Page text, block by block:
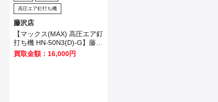
高圧エア釘打ち機
藤沢店
【マックス(MAX) 高圧エア釘
打ち機 HN-50N3(D)-G】藤沢
市のお客様から買取させてい
ただきました！
買取金額：16,000円